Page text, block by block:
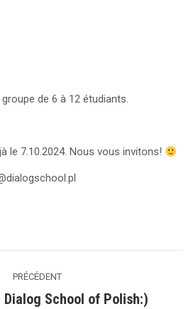
de 6 à 12 étudiants.
le 7.10.2024. Nous vous invitons!
PRÉCÉDENT
Précédent
Dialog School of Polish:)